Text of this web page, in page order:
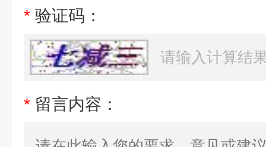
* 验证码：
* 留言内容：